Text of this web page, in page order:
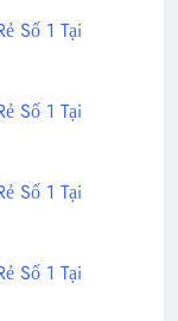
Số 1 Tại
Số 1 Tại
Số 1 Tại
Số 1 Tại